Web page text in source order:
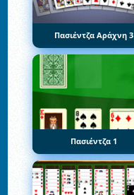
Πασιέντζα Αράχνη 3
Πασιέντζα 1